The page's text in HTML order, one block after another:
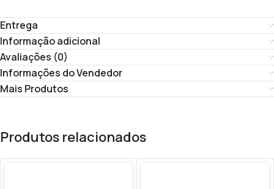
Entrega
Informação adicional
Avaliações (0)
Informações do Vendedor
Mais Produtos
Produtos relacionados